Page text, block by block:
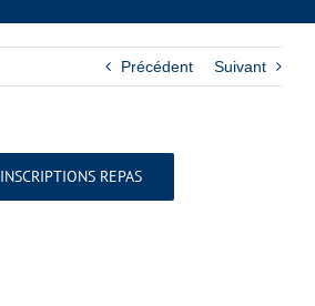
Précédent Suivant
INSCRIPTIONS REPAS